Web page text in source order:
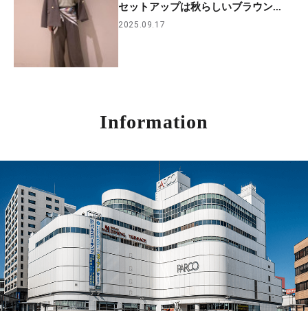
セットアップは秋らしいブラウン...
2025.09.17
Information